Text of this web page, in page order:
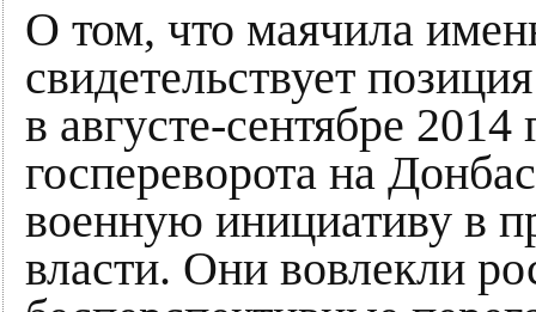
О том, что маячила
свидетельствует
в августе-сентябре 2014
госпереворота на
военную инициативу в
власти. Они вовлекли